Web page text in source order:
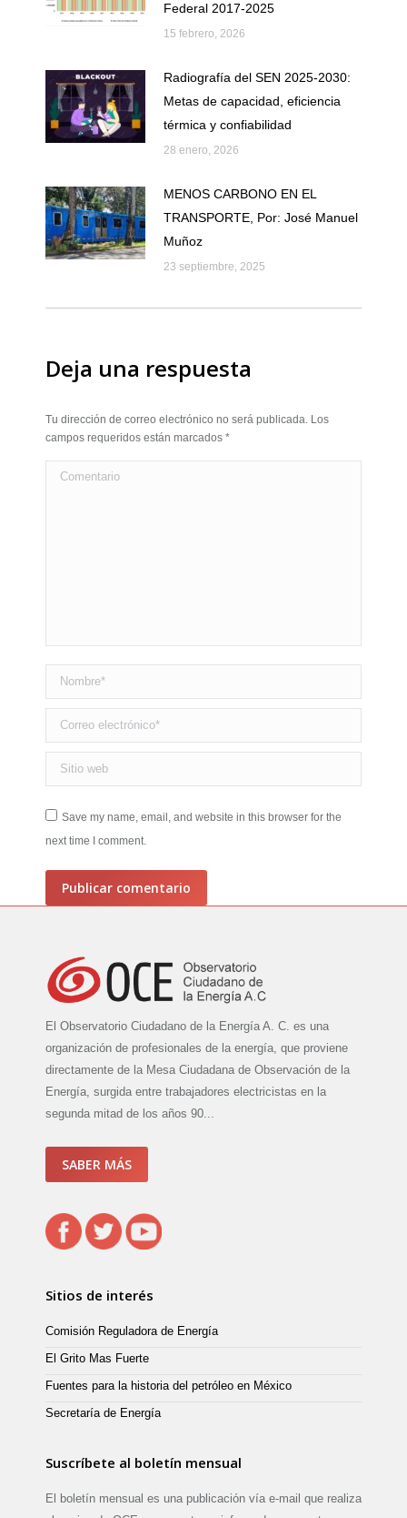
Federal 2017-2025
15 febrero, 2026
Radiografía del SEN 2025-2030:
Metas de capacidad, eficiencia
térmica y confiabilidad
28 enero, 2026
MENOS CARBONO EN EL
TRANSPORTE, Por: José Manuel
Muñoz
23 septiembre, 2025
Deja una respuesta
Tu dirección de correo electrónico no será publicada. Los
campos requeridos están marcados *
Comentario
Nombre *
Correo electrónico *
Sitio web
Save my name, email, and website in this browser for the
next time I comment.
Publicar comentario
El Observatorio Ciudadano de la Energía A. C. es una
organización de profesionales de la energía, que proviene
directamente de la Mesa Ciudadana de Observación de la
Energía, surgida entre trabajadores electricistas en la
segunda mitad de los años 90...
SABER MÁS
Sitios de interés
Comisión Reguladora de Energía
El Grito Mas Fuerte
Fuentes para la historia del petróleo en México
Secretaría de Energía
Suscríbete al boletín mensual
El boletín mensual es una publicación vía e-mail que realiza